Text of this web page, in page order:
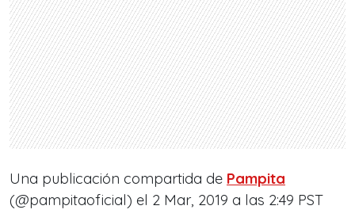
Una publicación compartida de Pampita
(@pampitaoficial) el 2 Mar, 2019 a las 2:49 PST